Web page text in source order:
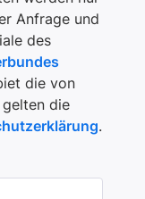
Anfrage und
des
die von
gelten die
.